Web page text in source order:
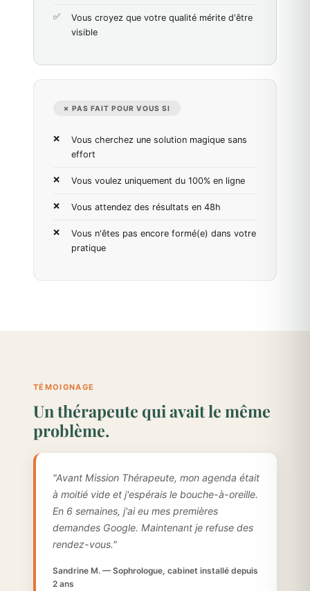
Vous croyez que votre qualité mérite d'être
visible
✗ PAS FAIT POUR VOUS SI
Vous cherchez une solution magique sans
effort
Vous voulez uniquement du 100% en ligne
Vous attendez des résultats en 48h
Vous n'êtes pas encore formé(e) dans votre
pratique
TÉMOIGNAGE
Un thérapeute qui avait le même
problème.
"Avant Mission Thérapeute, mon agenda était
à moitié vide et j'espérais le bouche-à-oreille.
En 6 semaines, j'ai eu mes premières
demandes Google. Maintenant je refuse des
rendez-vous."
Sandrine M. — Sophrologue, cabinet installé depuis
2 ans